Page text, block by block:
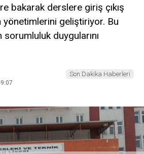
bakarak derslere giriş çıkış
yönetimlerini geliştiriyor. Bu
duygularını
Son Dakika Haberleri